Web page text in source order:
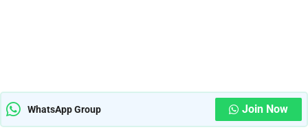
WhatsApp Group Join Now